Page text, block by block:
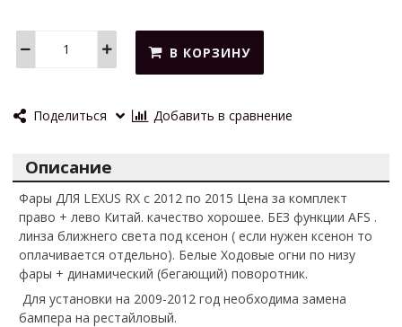
В КОРЗИНУ
Поделиться Добавить в сравнение
Описание
Фары ДЛЯ LEXUS RX c 2012 по 2015 Цена за комплект
право + лево Китай. качество хорошее. БЕЗ функции AFS .
линза ближнего света под ксенон ( если нужен ксенон то
оплачивается отдельно). Белые Ходовые огни по низу
фары + динамический (бегающий) поворотник.
Для установки на 2009-2012 год необходима замена
бампера на рестайловый.